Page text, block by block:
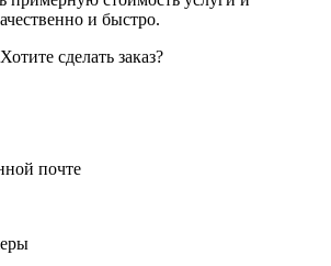
и быстро.
сделать заказ?
почте